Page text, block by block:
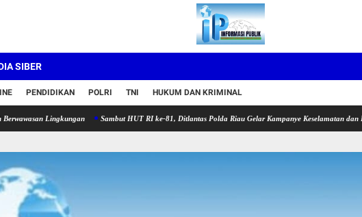
SIBER
PENDIDIKAN POLRI TNI HUKUM DAN KRIMINAL
Lingkungan Sambut HUT RI ke-81, Ditlantas Polda Riau Gelar Kampanye Keselamatan dan Bagi-bagi